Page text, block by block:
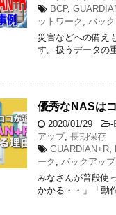
BCP,
ットワーク , バッ
災害などへの備え
す。扱うデータの
優秀なNASは
2020/01/29 -
アップ, 長期保存
GUARDIAN+R,
ーク , バックアップ
みなさんが普段使
かかる・・」「動